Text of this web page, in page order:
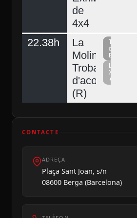
de
4x4
22.38h
La
Molina,
Trobada
d'acordionistes
(R)
Televisió
del
Berguedà
La
Xarxa
+
CONTACTE
ADREÇA
Plaça Sant Joan, s/n
08600 Berga (Barcelona)